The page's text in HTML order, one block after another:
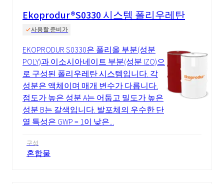
Ekoprodur®S0330 시스템 폴리우레탄
사용할 준비가
EKOPRODUR S0330은 폴리올 부분(성분
POLY)과 이소시아네이트 부분(성분 IZO)으
로 구성된 폴리우레탄 시스템입니다. 각
성분은 액체이며 매개 변수가 다릅니다.
점도가 높은 성분 A는 어둡고 밀도가 높은
성분 B는 갈색입니다. 발포체의 우수한 단
열 특성은 GWP = 1이 낮은...
구성
혼합물